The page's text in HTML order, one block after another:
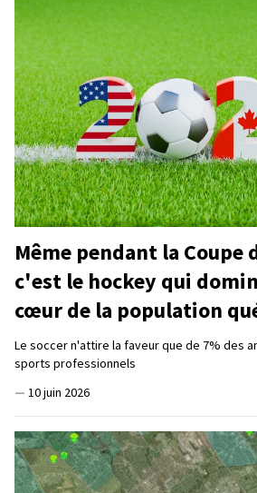
Même pendant la Coupe
c'est le hockey qui
cœur de la population
Le soccer n'attire la faveur que de 7% des
sports professionnels
— 10 juin 2026